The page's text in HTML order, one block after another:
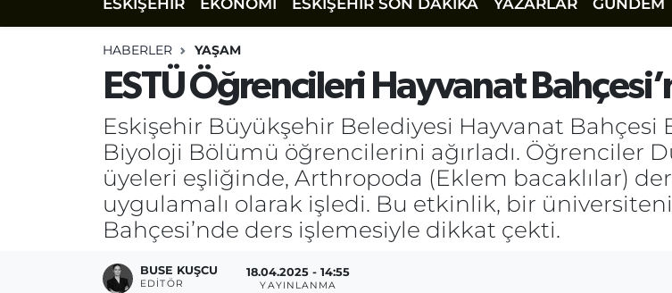
ESKİŞEHİR EKONOMİ ESKİŞEHİR SON DAKİKA YAZARLAR GÜNDEM
HABERLER YAŞAM
ESTÜ Öğrencileri Hayvanat
Eskişehir Büyükşehir Belediyesi Hayvanat Bahçesi
Biyoloji Bölümü öğrencilerini ağırladı. Öğrenciler
üyeleri eşliğinde, Arthropoda (Eklem bacaklılar)
uygulamalı olarak işledi. Bu etkinlik, bir
Bahçesi’nde ders işlemesiyle dikkat çekti.
BUSE KUŞCU
EDITÖR
18.04.2025 - 14:55
YAYINLANMA